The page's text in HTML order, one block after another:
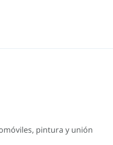
pintura y unión